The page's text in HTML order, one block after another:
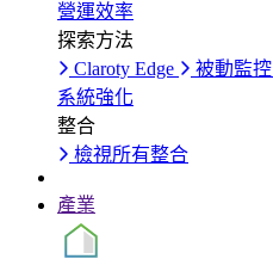
營運效率
探索方法
Claroty Edge
被動監控
系統強化
整合
檢視所有整合
產業